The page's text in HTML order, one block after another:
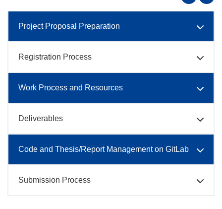
Project Proposal Preparation
Registration Process
Work Process and Resources
Deliverables
Code and Thesis/Report Management on GitLab
Submission Process